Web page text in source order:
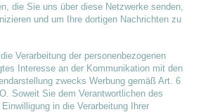
die Sie uns über diese Netzwerke senden,
und um Ihre dortigen Nachrichten zu
Verarbeitung der personenbezogenen
Interesse an der Kommunikation mit den
zwecks Werbung gemäß Art. 6
Soweit Sie dem Verantwortlichen des
in die Verarbeitung Ihrer